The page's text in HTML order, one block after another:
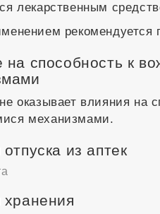
лекарственным
рекомендуется
на способность к
оказывает влияния на
механизмами.
из аптек
хранения